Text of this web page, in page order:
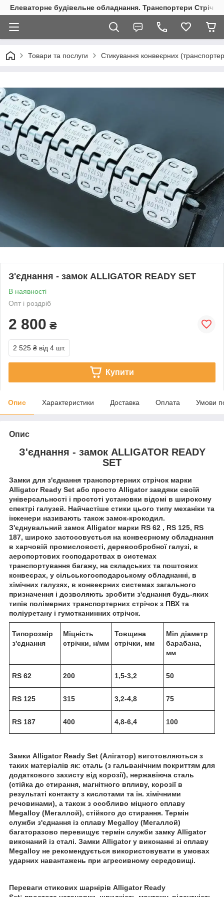
Елеваторне будівельне обладнання. Транспортери
Товари та послуги Стикування конвеєрних
З'єднання - замок ALLIGATOR READY SET
В наявності
Опт і роздріб
2 800 ₴
2 525 ₴ від 4 шт.
Купити
Опис Характеристики Доставка Оплата Умови
Опис
З'єднання - замок ALLIGATOR READY
SET
Замки для з'єднання транспортерних стрічок марки
Alligator Ready Set або просто Alligator завдяки своїй
універсальності і простоті установки відомі в широкому
спектрі галузей. Найчастіше стики цього типу механіки та
інженери називають також замок-крокодил.
З'єднувальний замок Alligator марки RS 62 , RS 125, RS
187, широко застосовується на конвеєрному обладнання
в харчовій промисловості, деревообробної галузі, в
аеропортових господарствах в системах
транспортування багажу, на складських та поштових
конвеєрах, у сільськогосподарському обладнанні, в
хімічних галузях, в конвеєрних системах загального
призначення і дозволяють зробити з'єднання будь-яких
типів полімерних транспортерних стрічок з ПВХ та
поліуретану і гумотканинних стрічок.
Типорозмір
з'єднання
Міцність
стрічки, н/мм
Товщина
стрічки, мм
Min діаметр
барабана,
мм
RS 62 200 1,5-3,2 50
RS 125 315 3,2-4,8 75
RS 187 400 4,8-6,4 100
Замки Alligator Ready Set (Алігатор) виготовляються з
таких матеріалів як: сталь (з гальванічним покриттям для
додаткового захисту від корозії), нержавіюча сталь
(стійка до стирання, магнітного впливу, корозії в
результаті контакту з кислотами та ін. хімічними
речовинами), а також з особливо міцного сплаву
Megalloy (Мегаллой), стійкого до стирання. Термін
служби з'єднання із сплаву Megalloy (Мегаллой)
багаторазово перевищує термін служби замку Alligator
виконаний із сталі. Замки Alligator у виконанні зі сплаву
Megalloy не рекомендується використовувати в умовах
ударних навантажень при агресивному середовищі.
Переваги стикових шарнірів Alligator Ready